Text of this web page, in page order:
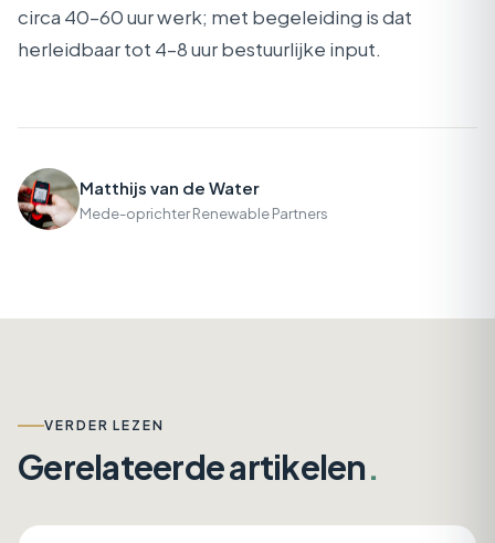
circa 40–60 uur werk; met begeleiding is dat
herleidbaar tot 4–8 uur bestuurlijke input.
Matthijs van de Water
Mede-oprichter Renewable Partners
VERDER LEZEN
Gerelateerde artikelen.